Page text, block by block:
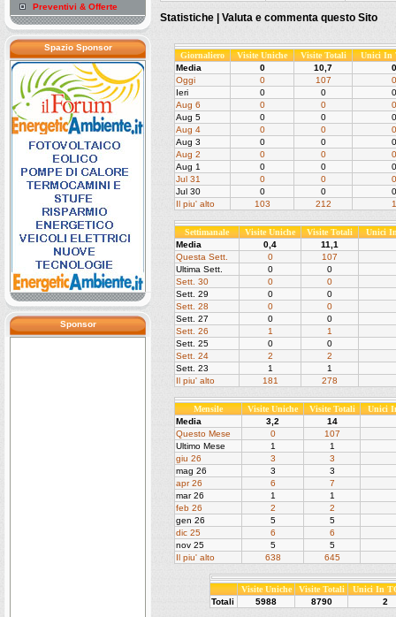
Preventivi & Offerte
Spazio Sponsor
Sponsor
Statistiche | Valuta e commenta questo Sito
Giornaliero Visite Uniche Visite Totali
Unici In
Media
0 10,7
0
Oggi
0 107
0
Ieri
0 0
0
Aug 6
0 0
0
Aug 5
0 0
0
Aug 4
0 0
0
Aug 3
0 0
0
Aug 2
0 0
0
Aug 1
0 0
0
Jul 31
0 0
0
Jul 30
0 0
0
Il piu' alto
103 212 1
Settimanale Visite Uniche Visite Totali
Unici
Media
0,4
11,1
Questa Sett.
0
107
Ultima Sett.
0
0
Sett. 30
0
0
Sett. 29
0
0
Sett. 28
0
0
Sett. 27
0
0
Sett. 26
1
1
Sett. 25
0
0
Sett. 24
2
2
Sett. 23
1
1
Il piu' alto
181 278
Mensile Visite Uniche Visite Totali
Unici
Media
3,2
14
Questo Mese
0
107
Ultimo Mese
1
1
giu 26
3
3
mag 26
3
3
apr 26
6
7
mar 26
1
1
feb 26
2
2
gen 26
5
5
dic 25
6
6
nov 25
5
5
Il piu' alto
638 645
Visite Uniche Visite Totali
Unici In
Totali
5988 8790 2